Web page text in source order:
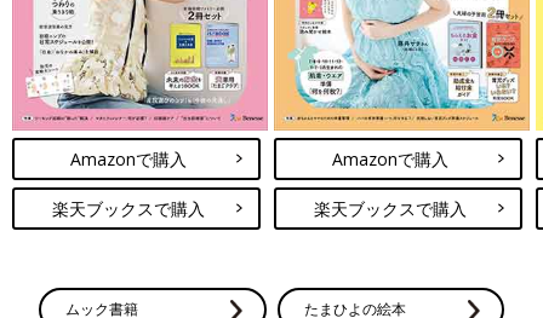
Amazonで購入
楽天ブックスで購入
Amazonで購入
楽天ブックスで購入
ムック書籍 たまひよの絵本